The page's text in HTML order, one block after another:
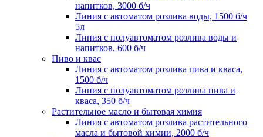
напитков, 3000 б/ч
Линия с автоматом розлива воды, 1500 б/ч
5л
Линия с полуавтоматом розлива воды и
напитков, 600 б/ч
Пиво и квас
Линия с автоматом розлива пива и кваса,
1500 б/ч
Линия с полуавтоматом розлива пива и
кваса, 350 б/ч
Растительное масло и бытовая химия
Линия с автоматом розлива растительного
масла и бытовой химии, 2000 б/ч